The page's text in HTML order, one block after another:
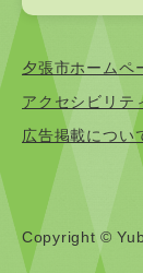
夕張市ホームペ
アクセシビリテ
広告掲載につい
Copyright ©